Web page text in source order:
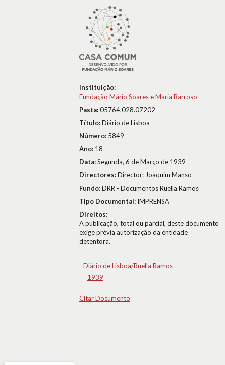
Instituição:
Fundação Mário Soares e Maria Barroso
Pasta:05764.028.07202
Título:Diário de Lisboa
Número: 5849
Ano: 18
Data:Segunda, 6 de Março de 1939
Directores:Director: Joaquim Manso
Fundo:DRR - Documentos Ruella Ramos
Tipo Documental: IMPRENSA
Direitos:
A publicação, total ou parcial, deste documento
exige prévia autorização da entidade
detentora.
Diário de Lisboa/Ruella Ramos
1939
Citar Documento